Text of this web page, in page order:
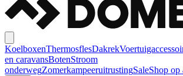
KoelboxenThermosflesDakrek
en caravansBotenStroom
onderwegZomerkampeeruitrustingSaleShop